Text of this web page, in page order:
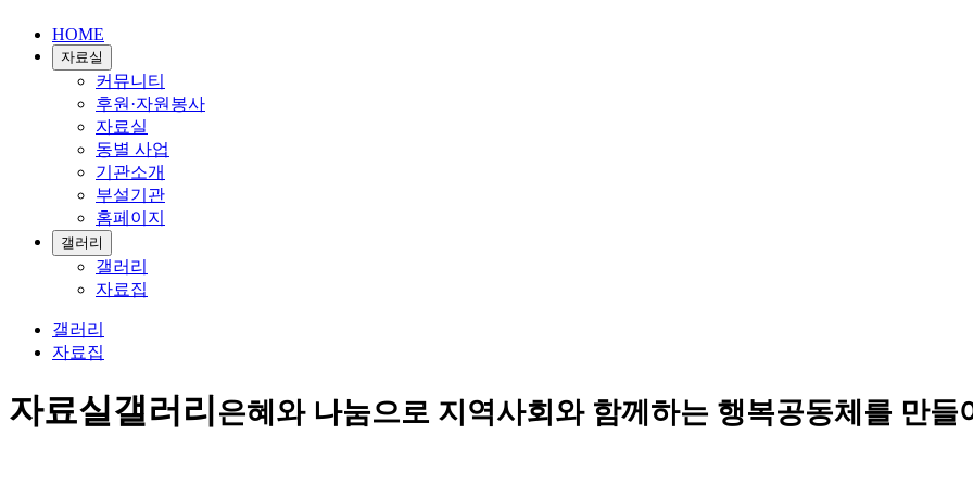
HOME
자료실
커뮤니티
후원·자원봉사
자료실
동별 사업
기관소개
부설기관
홈페이지
갤러리
갤러리
자료집
갤러리
자료집
자료실갤러리은혜와 나눔으로 지역사회와 함께하는 행복공동체를 만들